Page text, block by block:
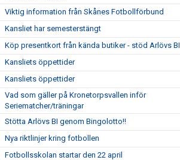
Viktig information från Skånes Fotbollförbund
Kansliet har semesterstängt
Köp presentkort från kända butiker - stöd Arlövs BI
Kansliets öppettider
Kansliets öppettider
Vad som gäller på Kronetorpsvallen inför
Seriematcher/träningar
Stötta Arlövs BI genom Bingolotto!!
Nya riktlinjer kring fotbollen
Fotbollsskolan startar den 22 april